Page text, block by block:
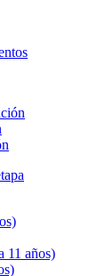
11 años)